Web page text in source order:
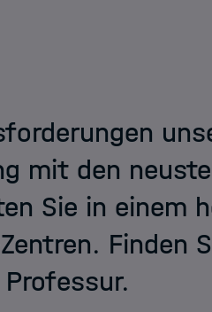
mit den
Sie in einem
Finden